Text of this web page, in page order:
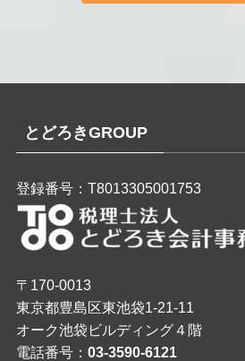
とどろきGROUP
登録番号：T8013305001753
〒170-0013
東京都豊島区東池袋1-21-11
オーク池袋ビルディング４階
電話番号： 03-3590-6121